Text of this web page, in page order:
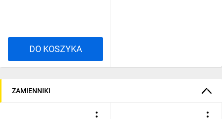
DO KOSZYKA
ZAMIENNIKI